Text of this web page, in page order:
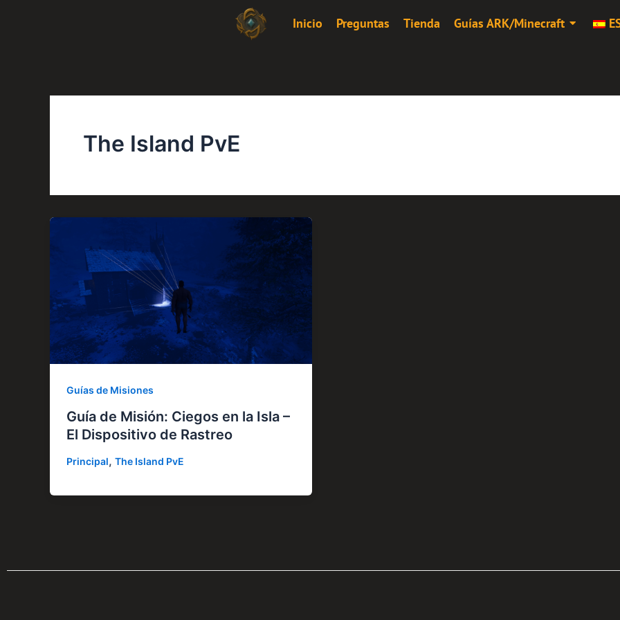
Inicio Preguntas Tienda Guías ARK/Minecraft
The Island PvE
Guías de Misiones
Guía de Misión: Ciegos en la Isla –
El Dispositivo de Rastreo
Principal, The Island PvE